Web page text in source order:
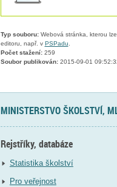
Typ souboru:Webová stránka, kterou
editoru, např. v PSPadu.
Počet stažení:259
Soubor publikován:2015-09-01
MINISTERSTVO ŠKOLSTVÍ,
Rejstříky, databáze
Statistika školství
Pro veřejnost